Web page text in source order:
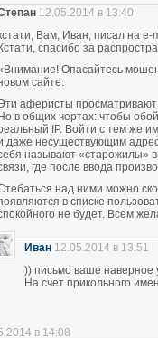
12.05.2014 в 13:40
Вам, Иван, писал на
Кстати, спасибо за
Опасайтесь
сайте.
аферисты
Но в общих чертах: чтобы
IP. Войти с тем же
даже несуществующим
называют «старожилы»
где после ввода
над ними можно
в списке
не будет. Всем
Иван 12.05.2014 в 13:51
)) письмо ваше наверное
На счет прикольного
в 14:08